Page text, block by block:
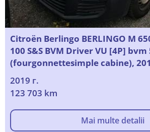
Citroën Berlingo BERLINGO M
100 S&S BVM Driver VU [4P] bvm
(fourgonnettesimple cabine),
2019 г.
123 703 km
Mai multe detalii